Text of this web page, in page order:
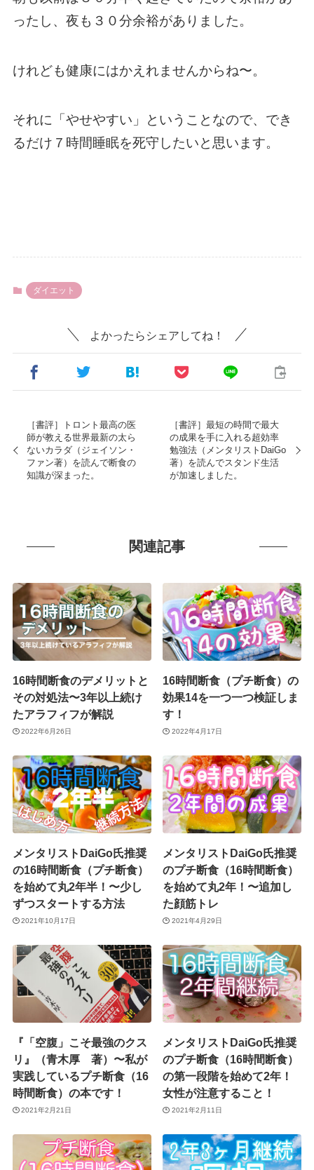
ったし、夜も３０分余裕がありました。
けれども健康にはかえれませんからね〜。
それに「やせやすい」ということなので、でき
るだけ７時間睡眠を死守したいと思います。
ダイエット
よかったらシェアしてね！
［書評］トロント最高の医
師が教える世界最新の太ら
ないカラダ（ジェイソン・
ファン著）を読んで断食の
知識が深まった。
［書評］最短の時間で最大
の成果を手に入れる超効率
勉強法（メンタリストDaiGo
著）を読んでスタンド生活
が加速しました。
関連記事
16時間断食のデメリットと
その対処法〜3年以上続け
たアラフィフが解説
2022年6月26日
16時間断食（プチ断食）の
効果14を一つ一つ検証しま
す！
2022年4月17日
メンタリストDaiGo氏推奨
の16時間断食（プチ断食）
を始めて丸2年半！〜少し
ずつスタートする方法
2021年10月17日
メンタリストDaiGo氏推奨
のプチ断食（16時間断食）
を始めて丸2年！〜追加し
た顔筋トレ
2021年4月29日
『「空腹」こそ最強のクス
リ』（青木厚 著）〜私が
実践しているプチ断食（16
時間断食）の本です！
2021年2月21日
メンタリストDaiGo氏推奨
のプチ断食（16時間断食）
の第一段階を始めて2年！
女性が注意すること！
2021年2月11日